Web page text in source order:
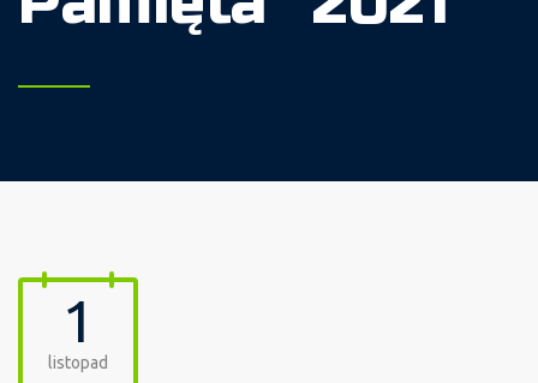
1
listopad